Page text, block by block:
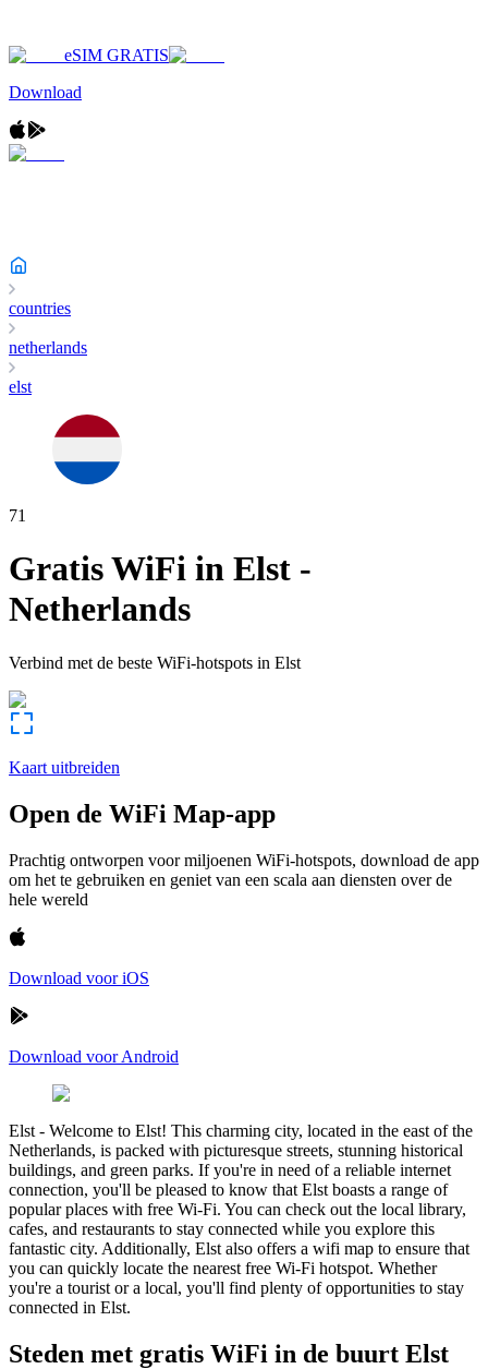
eSIM GRATIS
Download
countries
netherlands
elst
71
Gratis WiFi in Elst -
Netherlands
Verbind met de beste WiFi-hotspots in Elst
Kaart uitbreiden
Open de WiFi Map-app
Prachtig ontworpen voor miljoenen WiFi-hotspots, download de app
om het te gebruiken en geniet van een scala aan diensten over de
hele wereld
Download voor iOS
Download voor Android
Elst - Welcome to Elst! This charming city, located in the east of the
Netherlands, is packed with picturesque streets, stunning historical
buildings, and green parks. If you're in need of a reliable internet
connection, you'll be pleased to know that Elst boasts a range of
popular places with free Wi-Fi. You can check out the local library,
cafes, and restaurants to stay connected while you explore this
fantastic city. Additionally, Elst also offers a wifi map to ensure that
you can quickly locate the nearest free Wi-Fi hotspot. Whether
you're a tourist or a local, you'll find plenty of opportunities to stay
connected in Elst.
Steden met gratis WiFi in de buurt Elst